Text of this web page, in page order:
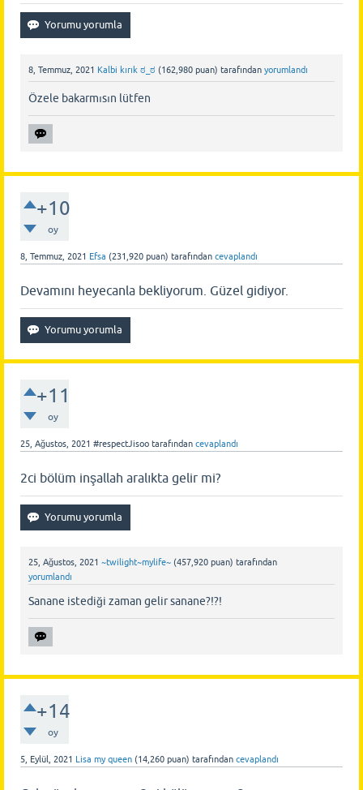
8, Temmuz, 2021 Kalbi kırık ಠ_ಠ (162,980 puan) tarafından yorumlandı
Özele bakarmısın lütfen
+10
oy
8, Temmuz, 2021 Efsa (231,920 puan) tarafından cevaplandı
Devamını heyecanla bekliyorum. Güzel gidiyor.
+11
oy
25, Ağustos, 2021 #respectJisoo tarafından cevaplandı
2ci bölüm inşallah aralıkta gelir mi?
25, Ağustos, 2021 ~twilight~mylife~ (457,920 puan) tarafından
yorumlandı
Sanane istediği zaman gelir sanane?!?!
+14
oy
5, Eylül, 2021 Lisa my queen (14,260 puan) tarafından cevaplandı